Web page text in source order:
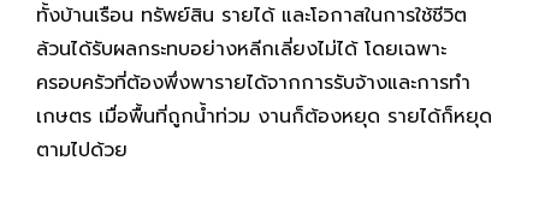
ทั้งบ้านเรือน ทรัพย์สิน รายได้ และโอกาสในการใช้ชีวิต
ล้วนได้รับผลกระทบอย่างหลีกเลี่ยงไม่ได้ โดยเฉพาะ
ครอบครัวที่ต้องพึ่งพารายได้จากการรับจ้างและการทำ
เกษตร เมื่อพื้นที่ถูกน้ำท่วม งานก็ต้องหยุด รายได้ก็หยุด
ตามไปด้วย